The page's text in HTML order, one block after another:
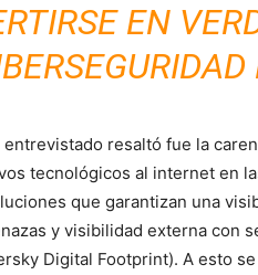
EN
entrevistado resaltó fue la
tecnológicos al internet en
que garantizan una
y visibilidad externa con
Digital Footprint). A esto